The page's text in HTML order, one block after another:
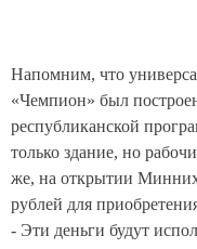
Напомним, что
«Чемпион» был
республиканской
только здание, но
же, на открытии
рублей для
- Эти деньги будут